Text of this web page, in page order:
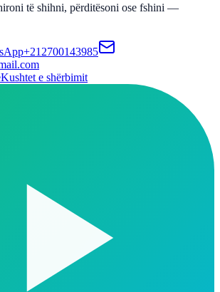
të shihni, përditësoni ose fshini —
+212700143985
Kushtet e shërbimit